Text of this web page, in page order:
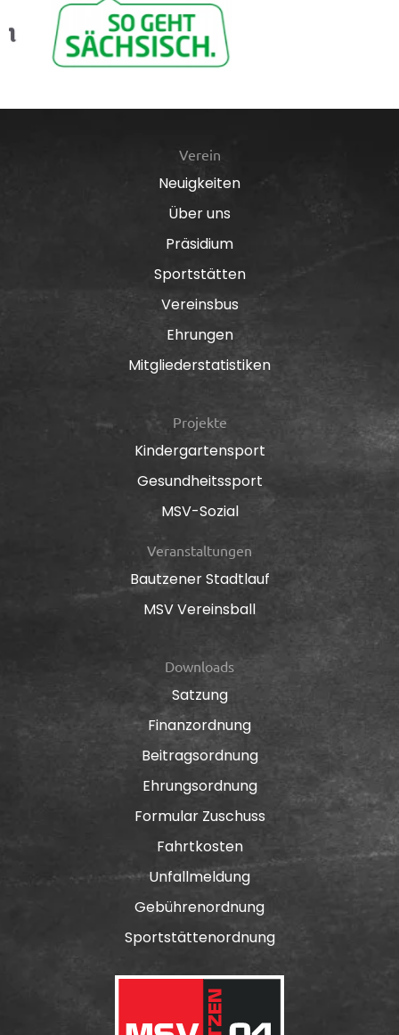
Verein
Neuigkeiten
Über uns
Präsidium
Sportstätten
Vereinsbus
Ehrungen
Mitgliederstatistiken
Projekte
Kindergartensport
Gesundheitssport
MSV-Sozial
Veranstaltungen
Bautzener Stadtlauf
MSV Vereinsball
Downloads
Satzung
Finanzordnung
Beitragsordnung
Ehrungsordnung
Formular Zuschuss
Fahrtkosten
Unfallmeldung
Gebührenordnung
Sportstättenordnung